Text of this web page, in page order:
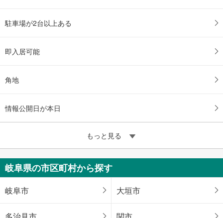
駐車場が2台以上ある
即入居可能
角地
情報公開日が本日
もっと見る
岐阜県の市区町村から探す
岐阜市 大垣市